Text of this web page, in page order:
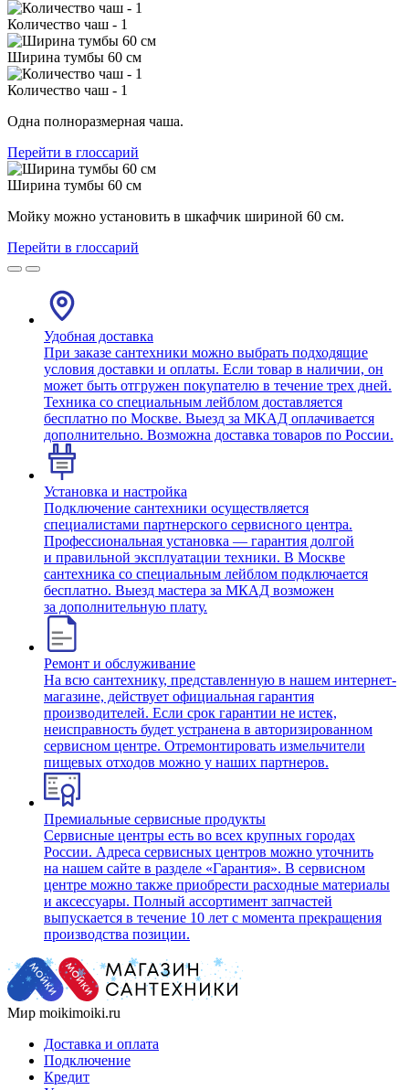
Количество чаш - 1
Ширина тумбы 60 см
Количество чаш - 1
Одна полноразмерная чаша.
Перейти в глоссарий
Ширина тумбы 60 см
Мойку можно установить в шкафчик шириной 60 см.
Перейти в глоссарий
Удобная доставка
При заказе сантехники можно выбрать подходящие
условия доставки и оплаты. Если товар в наличии, он
может быть отгружен покупателю в течение трех дней.
Техника со специальным лейблом доставляется
бесплатно по Москве. Выезд за МКАД оплачивается
дополнительно. Возможна доставка товаров по России.
Установка и настройка
Подключение сантехники осуществляется
специалистами партнерского сервисного центра.
Профессиональная установка — гарантия долгой
и правильной эксплуатации техники. В Москве
сантехника со специальным лейблом подключается
бесплатно. Выезд мастера за МКАД возможен
за дополнительную плату.
Ремонт и обслуживание
На всю сантехнику, представленную в нашем интернет-
магазине, действует официальная гарантия
производителей. Если срок гарантии не истек,
неисправность будет устранена в авторизированном
сервисном центре. Отремонтировать измельчители
пищевых отходов можно у наших партнеров.
Премиальные сервисные продукты
Сервисные центры есть во всех крупных городах
России. Адреса сервисных центров можно уточнить
на нашем сайте в разделе «Гарантия». В сервисном
центре можно также приобрести расходные материалы
и аксессуары. Полный ассортимент запчастей
выпускается в течение 10 лет с момента прекращения
производства позиции.
Мир moikimoiki.ru
Доставка и оплата
Подключение
Кредит